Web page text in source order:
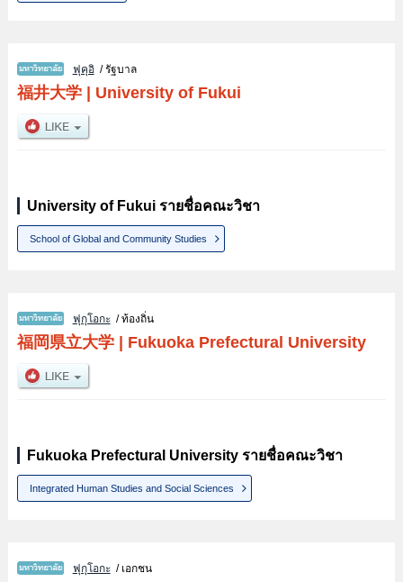
ฟุคุอิ/ รัฐบาล
福井大学| University of Fukui
University of Fukui รายชื่อคณะวิชา
School of Global and Community Studies
ฟุกุโอกะ/ ท้องถิ่น
福岡県立大学| Fukuoka Prefectural University
Fukuoka Prefectural University รายชื่อคณะวิชา
Integrated Human Studies and Social Sciences
ฟุกุโอกะ/ เอกชน